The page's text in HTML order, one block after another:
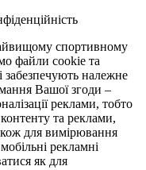
спортивному
файли cookie та
забезпечують належне
Вашої згоди –
реклами, тобто
та реклами,
для вимірювання
рекламні
як для